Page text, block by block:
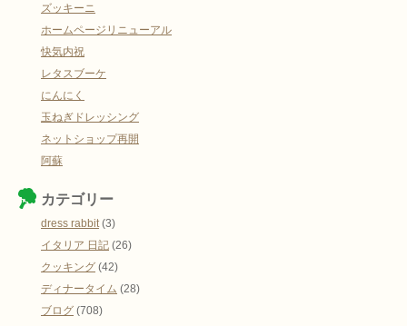
ズッキーニ
ホームページリニューアル
快気内祝
レタスブーケ
にんにく
玉ねぎドレッシング
ネットショップ再開
阿蘇
カテゴリー
dress rabbit (3)
イタリア 日記 (26)
クッキング (42)
ディナータイム (28)
ブログ (708)